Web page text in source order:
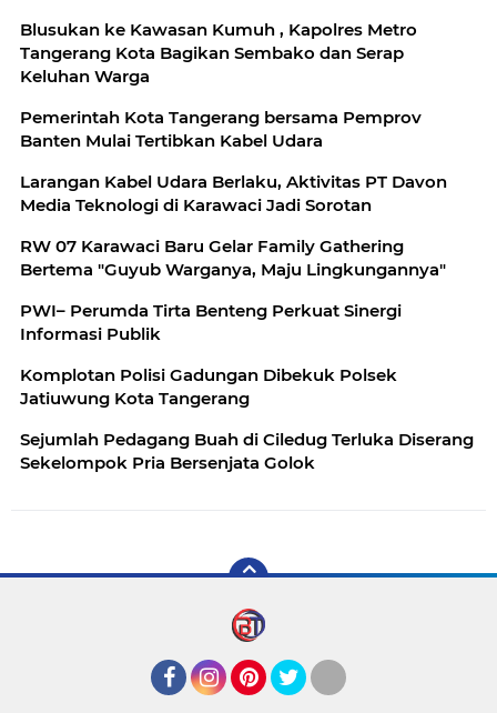
Blusukan ke Kawasan Kumuh , Kapolres Metro
Tangerang Kota Bagikan Sembako dan Serap
Keluhan Warga
Pemerintah Kota Tangerang bersama Pemprov
Banten Mulai Tertibkan Kabel Udara
Larangan Kabel Udara Berlaku, Aktivitas PT Davon
Media Teknologi di Karawaci Jadi Sorotan
RW 07 Karawaci Baru Gelar Family Gathering
Bertema "Guyub Warganya, Maju Lingkungannya"
PWI– Perumda Tirta Benteng Perkuat Sinergi
Informasi Publik
Komplotan Polisi Gadungan Dibekuk Polsek
Jatiuwung Kota Tangerang
Sejumlah Pedagang Buah di Ciledug Terluka Diserang
Sekelompok Pria Bersenjata Golok